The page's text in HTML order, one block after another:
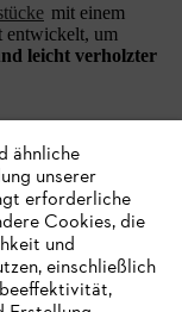
mit einem
entwickelt, um
leicht verholzter
sich in den
ähnliche
unserer
erforderliche
Cookies, die
und
einschließlich